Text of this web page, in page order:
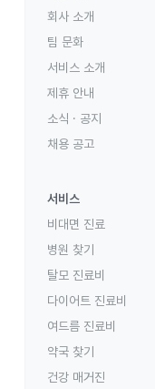
회사 소개
팀 문화
서비스 소개
제휴 안내
소식 · 공지
채용 공고
서비스
비대면 진료
병원 찾기
탈모 진료비
다이어트 진료비
여드름 진료비
약국 찾기
건강 매거진